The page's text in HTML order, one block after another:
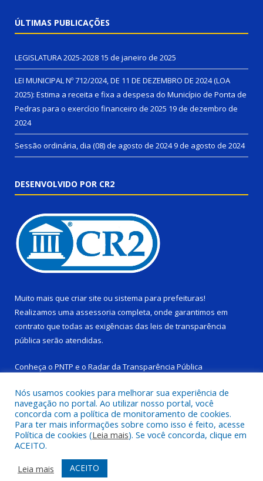
ÚLTIMAS PUBLICAÇÕES
LEGISLATURA 2025-2028 15 de janeiro de 2025
LEI MUNICIPAL Nº 712/2024, DE 11 DE DEZEMBRO DE 2024 (LOA
2025): Estima a receita e fixa a despesa do Município de Ponta de
Pedras para o exercício financeiro de 2025 19 de dezembro de
2024
Sessão ordinária, dia (08) de agosto de 20249 de agosto de 2024
DESENVOLVIDO POR CR2
Muito mais que criar site ou sistema para prefeituras!
Realizamos uma assessoria completa, onde garantimos em
contrato que todas as exigências das leis de transparência
pública serão atendidas.
Conheça o PNTP e o Radar da Transparência Pública
Todos os direitos reservados a Câmara Municipal de Ponta de
Pedras.
Mapa do Site
Acessar Área Administrativa
Acessar Webmail
Nós usamos cookies para melhorar sua experiência de
navegação no portal. Ao utilizar nosso portal, você
concorda com a política de monitoramento de cookies.
Para ter mais informações sobre como isso é feito, acesse
Política de cookies (Leia mais). Se você concorda, clique em
ACEITO.
Leia mais
ACEITO